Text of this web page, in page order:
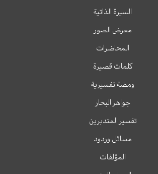
السيرة الذاتية
معرض الصور
المحاضرات
كلمات قصيرة
ومضة تفسيرية
جواهر البحار
تفسير المتدبرين
مسائل وردود
المؤلفات